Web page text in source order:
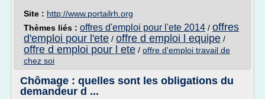
Site : http://www.portailrh.org
Thèmes liés : offres d'emploi pour l'ete 2014 / offres
d'emploi pour l'ete / offre d emploi l equipe /
offre d emploi pour l ete / offre d'emploi travail de
chez soi
Chômage : quelles sont les obligations du
demandeur d ...